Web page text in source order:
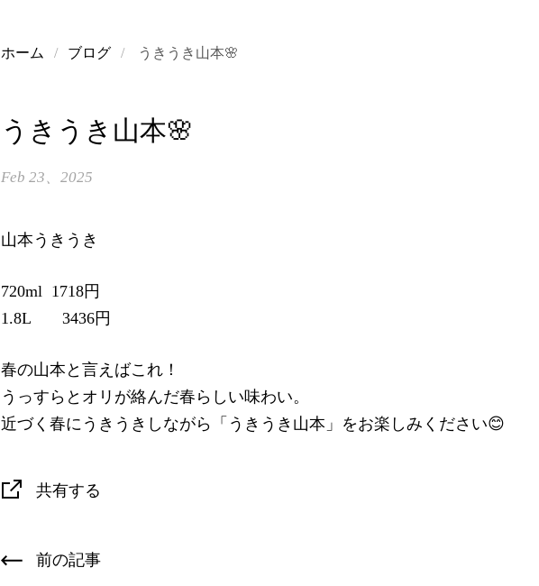
ホーム / ブログ / うきうき山本🌸
うきうき山本🌸
Feb 23、2025
山本うきうき
720ml 1718円
1.8L 3436円
春の山本と言えばこれ！
うっすらとオリが絡んだ春らしい味わい。
近づく春にうきうきしながら「うきうき山本」をお楽しみください😊
共有する
前の記事